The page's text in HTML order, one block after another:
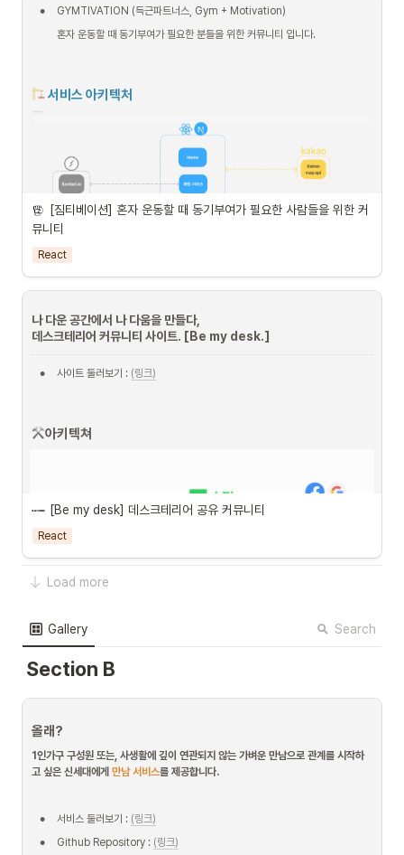
•
GYMTIVATION (득근파트너스, Gym + Motivation)
혼자 운동할 때 동기부여가 필요한 분들을 위한 커뮤니티 입니다.
서비스 아키텍처
◦ socket.io
firebase Authservice 를 통한 로그인/회원가입
◦ kakao map API 를 통한 지도 기능
기술적 의사결정
[짐티베이션] 혼자 운동할 때 동기부여가 필요한 사람들을 위한 커
뮤니티
React
나 다운 공간에서 나 다움을 만들다,
데스크테리어 커뮤니티 사이트. [Be my desk.]
• 사이트 둘러보기 : (링크)
아키텍쳐
주요기술
•
[Be my desk] 데스크테리어 공유 커뮤니티
React
Load more
Gallery Search
Section B
올래?
1인가구 구성원 또는, 사생활에 깊이 연관되지 않는 가벼운 만남으로 관계를 시작하
고 싶은 신세대에게 만남 서비스를 제공합니다.
• 서비스 둘러보기 : (링크)
• Github Repository : (링크)